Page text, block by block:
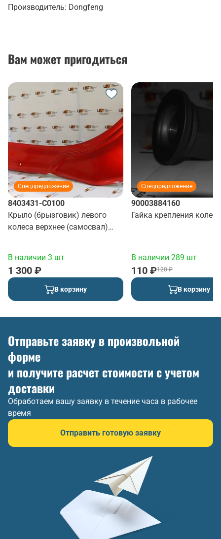
Производитель: Dongfeng
Вам может пригодиться
Спецпредложение
8403431-C0100
Крыло (брызговик) левого
колеса верхнее (самосвал)
В наличии 3 шт
1 300 ₽
В корзину
Спецпредложение
90003884160
Гайка крепления
В наличии 289 шт
120 ₽
110 ₽
В корзину
Отправьте заявку в произвольной
форме
и получите расчет стоимости с учетом
доставки
Обработаем вашу заявку в течение часа в рабочее
время
Отправить готовую заявку